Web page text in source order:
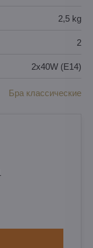
2,5 kg
2
2x40W (E14)
Бра классические